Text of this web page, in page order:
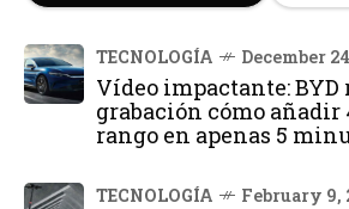
TECNOLOGÍA December
Vídeo impactante: BYD
grabación cómo añadir
rango en apenas 5
TECNOLOGÍA February 9,